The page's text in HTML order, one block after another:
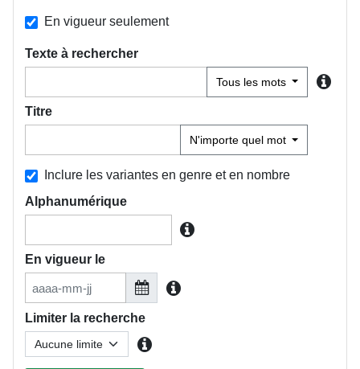
En vigueur seulement
Texte à rechercher
Tous les mots
Titre
N'importe quel mot
Inclure les variantes en genre et en nombre
Alphanumérique
En vigueur le
Limiter la recherche
Aucune limite